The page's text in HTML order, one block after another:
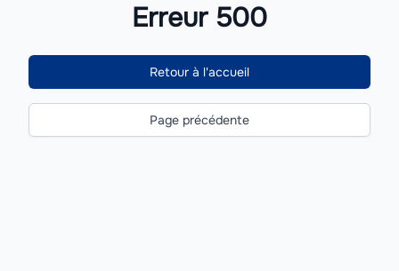
Erreur 500
Retour à l'accueil
Page précédente